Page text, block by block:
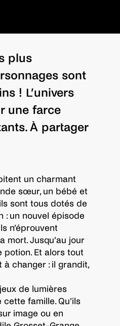
plus
sont
! L’univers
une farce
À partager
un charmant
sœur, un bébé et
sont tous dotés de
: un nouvel épisode
n’éprouvent
mort. Jusqu’au jour
potion. Et alors tout
changer : il grandit,
de lumières
famille. Qu’ils
image ou en